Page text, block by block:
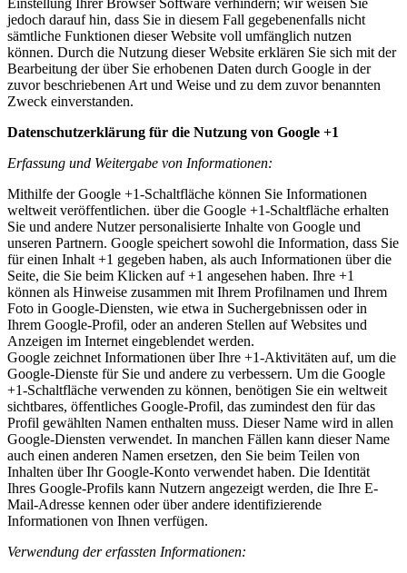
jedoch darauf hin, dass Sie in diesem Fall gegebenenfalls nicht
sämtliche Funktionen dieser Website voll umfänglich nutzen
können. Durch die Nutzung dieser Website erklären Sie sich mit der
Bearbeitung der über Sie erhobenen Daten durch Google in der
zuvor beschriebenen Art und Weise und zu dem zuvor benannten
Zweck einverstanden.
Datenschutzerklärung für die Nutzung von Google +1
Erfassung und Weitergabe von Informationen:
Mithilfe der Google +1-Schaltfläche können Sie Informationen
weltweit veröffentlichen. über die Google +1-Schaltfläche erhalten
Sie und andere Nutzer personalisierte Inhalte von Google und
unseren Partnern. Google speichert sowohl die Information, dass Sie
für einen Inhalt +1 gegeben haben, als auch Informationen über die
Seite, die Sie beim Klicken auf +1 angesehen haben. Ihre +1
können als Hinweise zusammen mit Ihrem Profilnamen und Ihrem
Foto in Google-Diensten, wie etwa in Suchergebnissen oder in
Ihrem Google-Profil, oder an anderen Stellen auf Websites und
Anzeigen im Internet eingeblendet werden.
Google zeichnet Informationen über Ihre +1-Aktivitäten auf, um die
Google-Dienste für Sie und andere zu verbessern. Um die Google
+1-Schaltfläche verwenden zu können, benötigen Sie ein weltweit
sichtbares, öffentliches Google-Profil, das zumindest den für das
Profil gewählten Namen enthalten muss. Dieser Name wird in allen
Google-Diensten verwendet. In manchen Fällen kann dieser Name
auch einen anderen Namen ersetzen, den Sie beim Teilen von
Inhalten über Ihr Google-Konto verwendet haben. Die Identität
Ihres Google-Profils kann Nutzern angezeigt werden, die Ihre E-
Mail-Adresse kennen oder über andere identifizierende
Informationen von Ihnen verfügen.
Verwendung der erfassten Informationen: